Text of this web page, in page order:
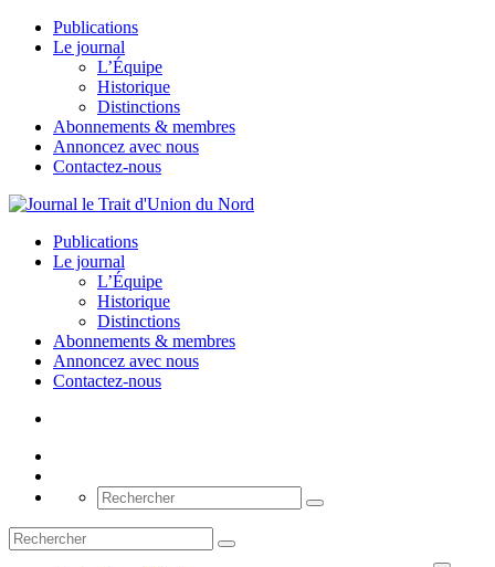
Publications
Le journal
L’Équipe
Historique
Distinctions
Abonnements & membres
Annoncez avec nous
Contactez-nous
Publications
Le journal
L’Équipe
Historique
Distinctions
Abonnements & membres
Annoncez avec nous
Contactez-nous